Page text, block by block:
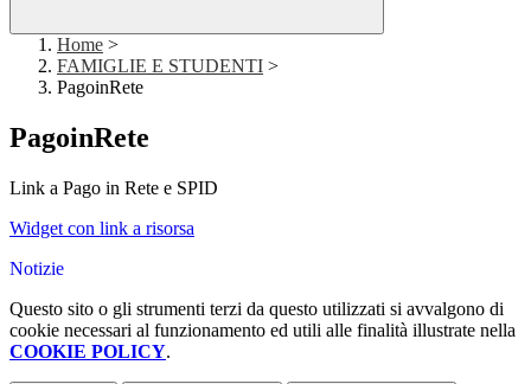
Home >
FAMIGLIE E STUDENTI >
PagoinRete
PagoinRete
Link a Pago in Rete e SPID
Widget con link a risorsa
Notizie
Questo sito o gli strumenti terzi da questo utilizzati si avvalgono di
cookie necessari al funzionamento ed utili alle finalità illustrate nella
COOKIE POLICY.